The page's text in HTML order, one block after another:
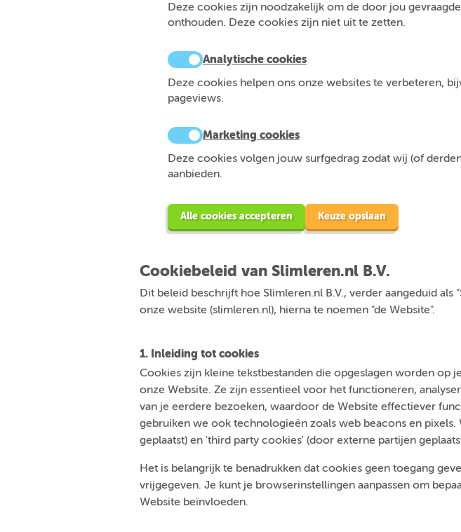
Deze cookies zijn noodzakelijk om de door jou
onthouden. Deze cookies zijn niet uit te zetten.
Analytische cookies
Deze cookies helpen ons onze websites te verbeteren,
pageviews.
Marketing cookies
Deze cookies volgen jouw surfgedrag zodat wij (of
aanbieden.
Alle cookies accepteren Keuze opslaan
Cookiebeleid van Slimleren.nl B.V.
Dit beleid beschrijft hoe Slimleren.nl B.V., verder aangeduid
onze website (slimleren.nl), hierna te noemen "de Website".
1. Inleiding tot cookies
Cookies zijn kleine tekstbestanden die opgeslagen worden op
onze Website. Ze zijn essentieel voor het functioneren,
van je eerdere bezoeken, waardoor de Website effectiever
gebruiken we ook technologieën zoals web beacons en
geplaatst) en 'third party cookies' (door externe partijen
Het is belangrijk te benadrukken dat cookies geen toegang
vrijgegeven. Je kunt je browserinstellingen aanpassen om
Website beïnvloeden.